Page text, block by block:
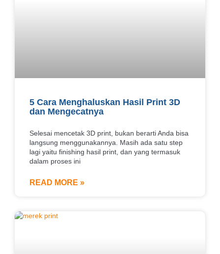
5 Cara Menghaluskan Hasil Print 3D
dan Mengecatnya
Selesai mencetak 3D print, bukan berarti Anda bisa
langsung menggunakannya. Masih ada satu step
lagi yaitu finishing hasil print, dan yang termasuk
dalam proses ini
READ MORE »